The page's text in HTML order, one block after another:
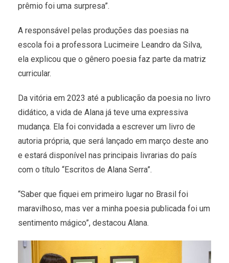
prêmio foi uma surpresa”.
A responsável pelas produções das poesias na
escola foi a professora Lucimeire Leandro da Silva,
ela explicou que o gênero poesia faz parte da matriz
curricular.
Da vitória em 2023 até a publicação da poesia no livro
didático, a vida de Alana já teve uma expressiva
mudança. Ela foi convidada a escrever um livro de
autoria própria, que será lançado em março deste ano
e estará disponível nas principais livrarias do país
com o título “Escritos de Alana Serra”.
“Saber que fiquei em primeiro lugar no Brasil foi
maravilhoso, mas ver a minha poesia publicada foi um
sentimento mágico”, destacou Alana.